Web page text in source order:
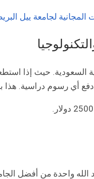
لجامعة ييل
السعودية. حيث إذا
أي رسوم دراسية. هذا
واحدة من أفضل